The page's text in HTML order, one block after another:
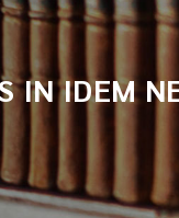
IN IDEM